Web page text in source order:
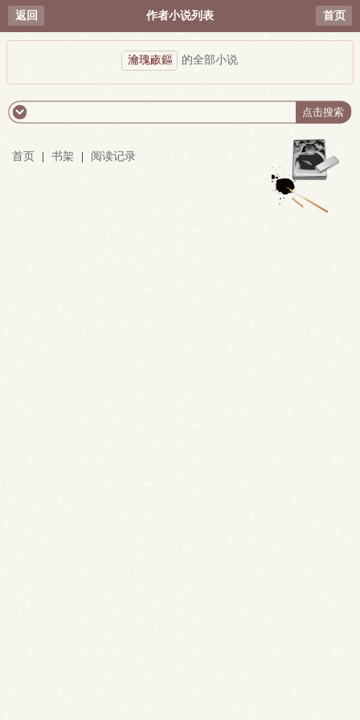
返回 作者小说列表 首页
瀹瑰畞鏂 的全部小说
首页 书架 阅读记录